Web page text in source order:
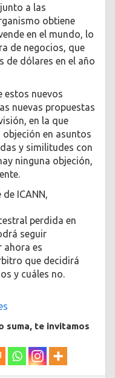
a las
obtiene
en el mundo, lo
de negocios, que
de dólares en el año
estos nuevos
nuevas propuestas
en la que
objeción en asuntos
y similitudes con
ninguna objeción,
ICANN,
perdida en
seguir
ahora es
que decidirá
y cuáles no.
suma, te invitamos